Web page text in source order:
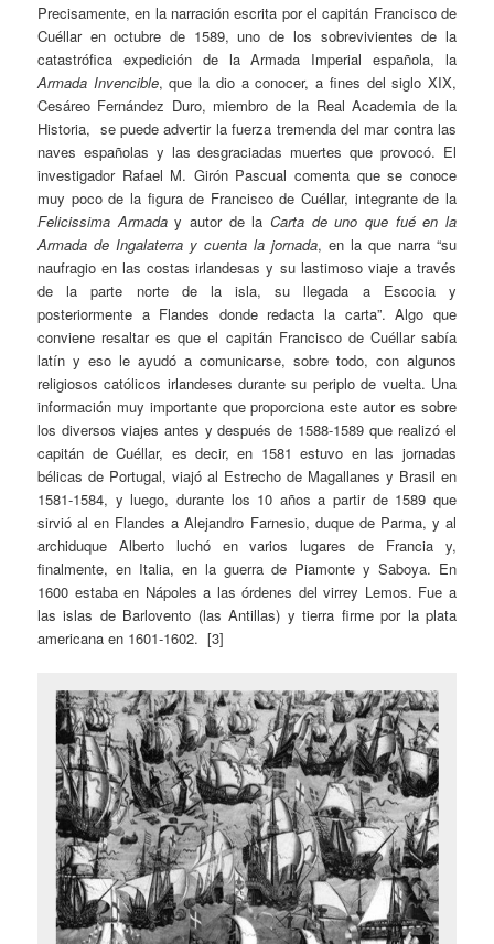
Precisamente, en la narración escrita por el capitán Francisco de
Cuéllar en octubre de 1589, uno de los sobrevivientes de la
catastrófica expedición de la Armada Imperial española, la
Armada Invencible, que la dio a conocer, a fines del siglo XIX,
Cesáreo Fernández Duro, miembro de la Real Academia de la
Historia, se puede advertir la fuerza tremenda del mar contra las
naves españolas y las desgraciadas muertes que provocó. El
investigador Rafael M. Girón Pascual comenta que se conoce
muy poco de la figura de Francisco de Cuéllar, integrante de la
Felicissima Armaday autor de laCarta de uno que fué en la
Armada de Ingalaterra y cuenta la jornada, en la que narra “su
naufragio en las costas irlandesas y su lastimoso viaje a través
de la parte norte de la isla, su llegada a Escocia y
posteriormente a Flandes donde redacta la carta”. Algo que
conviene resaltar es que el capitán Francisco de Cuéllar sabía
latín y eso le ayudó a comunicarse, sobre todo, con algunos
religiosos católicos irlandeses durante su periplo de vuelta. Una
información muy importante que proporciona este autor es sobre
los diversos viajes antes y después de 1588-1589 que realizó el
capitán de Cuéllar, es decir, en 1581 estuvo en las jornadas
bélicas de Portugal, viajó al Estrecho de Magallanes y Brasil en
1581-1584, y luego, durante los 10 años a partir de 1589 que
sirvió al en Flandes a Alejandro Farnesio, duque de Parma, y al
archiduque Alberto luchó en varios lugares de Francia y,
finalmente, en Italia, en la guerra de Piamonte y Saboya. En
1600 estaba en Nápoles a las órdenes del virrey Lemos. Fue a
las islas de Barlovento (las Antillas) y tierra firme por la plata
americana en 1601-1602. [3]